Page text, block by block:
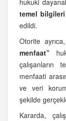
temel
edildi.
Otorite
menfaat”
menfaati
ve veri
şekilde
Kararda,